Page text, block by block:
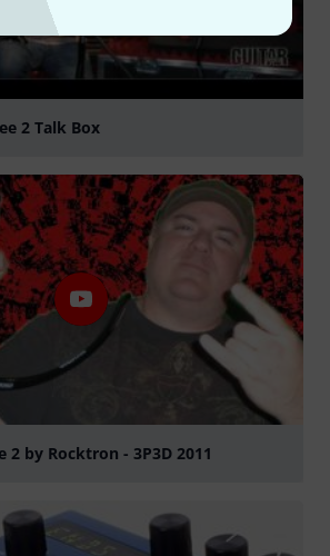
2 Talk Box
2 by Rocktron - 3P3D 2011